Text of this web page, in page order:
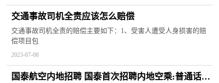
交通事故司机全责应该怎么赔偿
交通事故司机全责的赔偿主要如下：1、受害人遭受人身损害的赔
偿项目包
2023-07-08
国泰航空内地招聘 国泰首次招聘内地空乘:普通话要